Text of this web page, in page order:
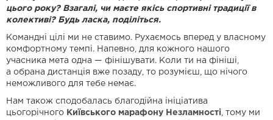
цього року? Взагалі, чи маєте якісь спортивні традиції в
колективі? Будь ласка, поділіться.
Командні цілі ми не ставимо. Рухаємось вперед у власному
комфортному темпі. Напевно, для кожного нашого
учасника мета одна — фінішувати. Коли ти на фініші,
а обрана дистанція вже позаду, то розумієш, що нічого
неможливого для тебе немає.
Нам також сподобалась благодійна ініціатива
цьогорічного Київського марафону Незламності , тому ми